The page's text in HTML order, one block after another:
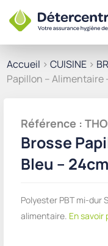
Accueil > CUISINE >
Papillon – Alimentaire
Référence :
Brosse
Bleu – 24cm
Polyester PBT mi-dur
alimentaire. En savoir